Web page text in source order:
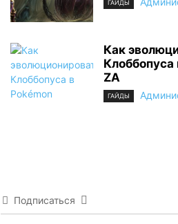
ГАЙДЫ
Как
Клоббопуса
ZA
ГАЙДЫ
Подписаться